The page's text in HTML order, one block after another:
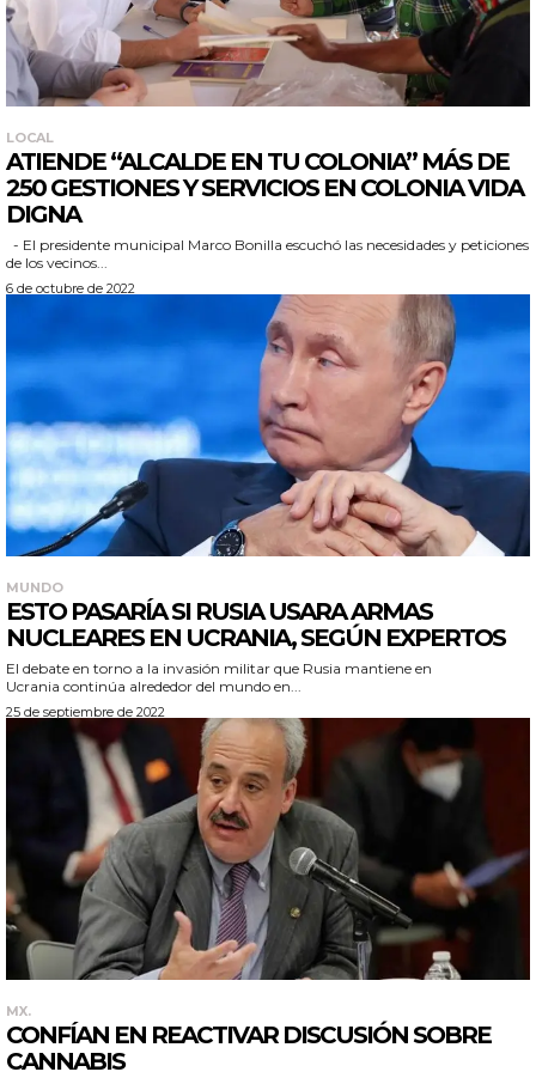
LOCAL
ATIENDE “ALCALDE EN TU COLONIA” MÁS DE
250 GESTIONES Y SERVICIOS EN COLONIA VIDA
DIGNA
de los vecinos...
6 de octubre de 2022
MUNDO
ESTO PASARÍA SI RUSIA USARA ARMAS
NUCLEARES EN UCRANIA, SEGÚN EXPERTOS
El debate en torno a la invasión militar que Rusia mantiene en
Ucrania continúa alrededor del mundo en...
25 de septiembre de 2022
MX.
CONFÍAN EN REACTIVAR DISCUSIÓN SOBRE
CANNABIS